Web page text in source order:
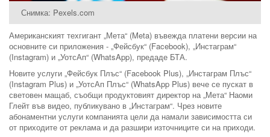
Снимка: Pexels.com
Американският техгигант „Мета“ (Meta) въвежда платени версии на
основните си приложения - „Фейсбук“ (Facebook), „Инстаграм“
(Instagram) и „УотсАп“ (WhatsApp), предаде БТА.
Новите услуги „Фейсбук Плъс“ (Facebook Plus), „Инстаграм Плъс“
(Instagram Plus) и „УотсАп Плъс“ (WhatsApp Plus) вече се пускат в
световен мащаб, съобщи продуктовият директор на „Мета“ Наоми
Глейт във видео, публикувано в „Инстаграм“. Чрез новите
абонаментни услуги компанията цели да намали зависимостта си
от приходите от реклама и да разшири източниците си на приходи.